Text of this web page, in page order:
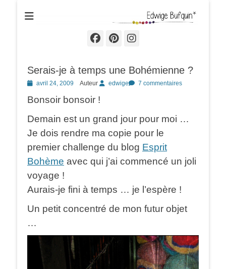
Edwige Bufquin
Facebook
Pinterest
Instagram
Serais-je à temps une Bohémienne ?
Postedavril 24, 2009 Auteur edwige 7 commentaires
Bonsoir bonsoir !
Demain est un grand jour pour moi …
Je dois rendre ma copie pour le
premier challenge du blog Esprit
Bohème avec qui j’ai commencé un joli
voyage !
Aurais-je fini à temps … je l’espère !
Un petit concentré de mon futur objet
…